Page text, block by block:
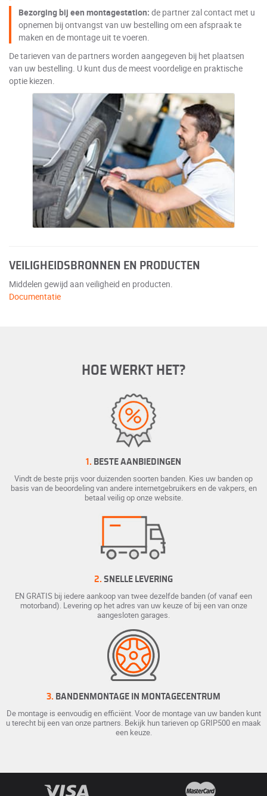
Bezorging bij een montagestation: de partner zal contact met u
opnemen bij ontvangst van uw bestelling om een afspraak te
maken en de montage uit te voeren.
De tarieven van de partners worden aangegeven bij het plaatsen
van uw bestelling. U kunt dus de meest voordelige en praktische
optie kiezen.
VEILIGHEIDSBRONNEN EN PRODUCTEN
Middelen gewijd aan veiligheid en producten.
Documentatie
HOE WERKT HET?
1. BESTE AANBIEDINGEN
Vindt de beste prijs voor duizenden soorten banden. Kies uw banden op
basis van de beoordeling van andere internetgebruikers en de vakpers, en
betaal veilig op onze website.
2. SNELLE LEVERING
EN GRATIS bij iedere aankoop van twee dezelfde banden (of vanaf een
motorband). Levering op het adres van uw keuze of bij een van onze
aangesloten garages.
3. BANDENMONTAGE IN MONTAGECENTRUM
De montage is eenvoudig en efficiënt. Voor de montage van uw banden kunt
u terecht bij een van onze partners. Bekijk hun tarieven op GRIP500 en maak
een keuze.